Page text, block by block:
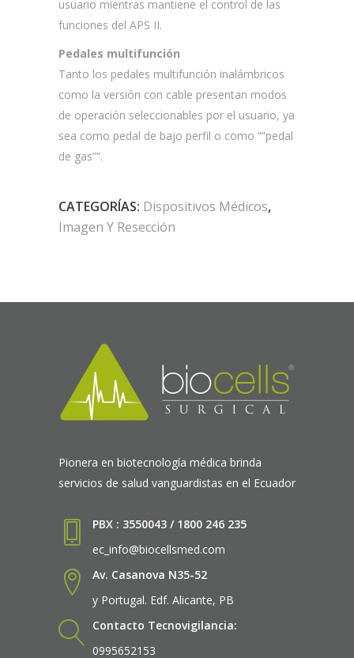
usuario mientras mantiene el control de las
funciones del APS II.
Pedales multifunción
Tanto los pedales multifunción inalámbricos
como la versión con cable presentan modos
de operación seleccionables por el usuario, ya
sea como pedal de bajo perfil o como “”pedal
de gas””.
CATEGORÍAS: Dispositivos Médicos,
Imagen Y Resección
Pionera en biotecnología médica brinda
servicios de salud vanguardistas en el Ecuador
PBX : 3550043 / 1800 246 235
ec_info@biocellsmed.com
Av. Casanova N35-52
y Portugal. Edf. Alicante, PB
Contacto Tecnovigilancia:
0995652153